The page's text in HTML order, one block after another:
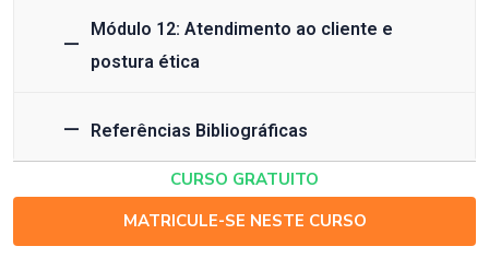
Módulo 12: Atendimento ao cliente e
postura ética
Referências Bibliográficas
CURSO GRATUITO
MATRICULE-SE NESTE CURSO